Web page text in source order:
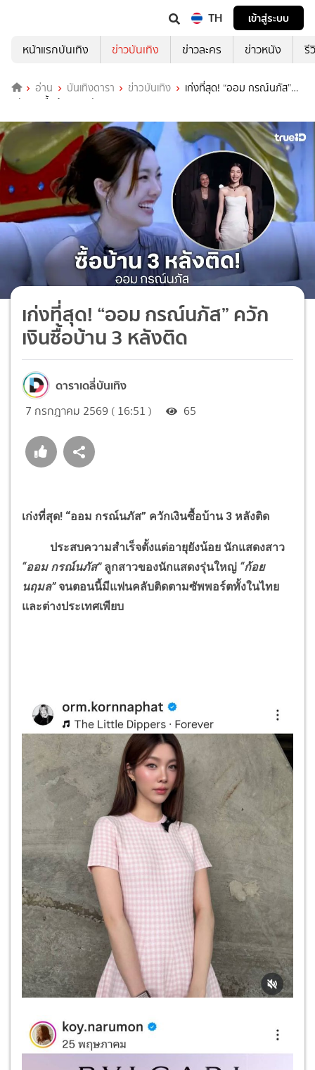
TH
เข้าสู่ระบบ
หน้าแรกบันเทิง
ข่าวบันเทิง ข่าวละคร ข่าวหนัง รี
อ่าน บันเทิงดารา ข่าวบันเทิง
เก่งที่สุด! “ออม กรณ์นภัส”
ควักเงินซื้อบ้าน 3 หลังติด
เก่งที่สุด! “ออม กรณ์นภัส” ควัก
เงินซื้อบ้าน 3 หลังติด
ดาราเดลี่บันเทิง
7 กรกฎาคม 2569 ( 16:51 ) 65
เก่งที่สุด! “ออม กรณ์นภัส” ควักเงินซื้อบ้าน 3 หลังติด
ประสบความสำเร็จตั้งแต่อายุยังน้อย นักแสดงสาว
“ออม กรณ์นภัส” ลูกสาวของนักแสดงรุ่นใหญ่ “ก้อย
นฤมล”จนตอนนี้มีแฟนคลับติดตามซัพพอร์ตทั้งในไทย
และต่างประเทศเพียบ